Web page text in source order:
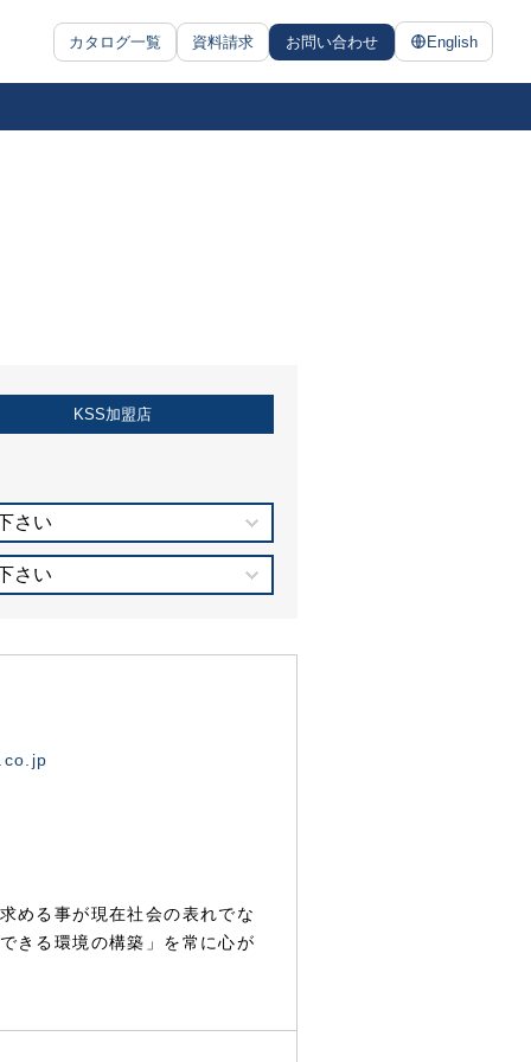
カタログ一覧 資料請求 お問い合わせ English
KSS加盟店
さい
さい
める事が現在社会の表れでな
きる環境の構築」を常に心が